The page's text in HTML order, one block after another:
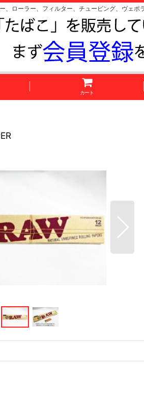
、ローラー、フィルター、チュービング、ヴェポ
カート